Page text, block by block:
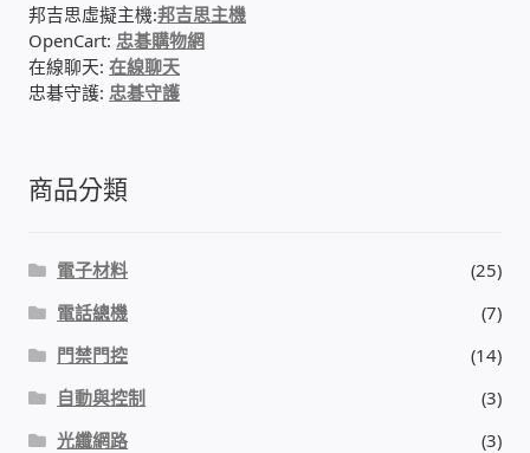
監控安防 工具 軟體 手冊
電話總機 對講機
通航國際(Tonnet)
DCS 數位通訊系統
NEC SL2100 電話總機 數位IP通訊系統
邦吉思虛擬主機:邦吉思主機
OpenCart: 忠碁購物網
在線聊天:在線聊天
忠碁守護: 忠碁守護
商品分類
電子材料
(25)
電話總機
(7)
門禁門控
(14)
自動與控制
(3)
光纖網路
(3)